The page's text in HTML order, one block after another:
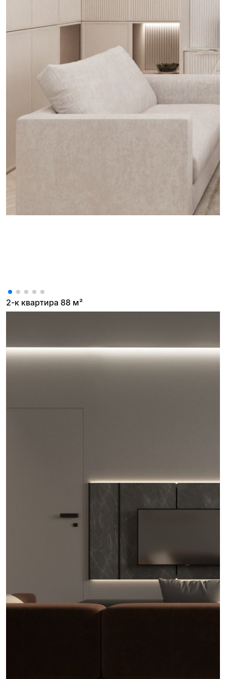
2-к квартира 88 м²